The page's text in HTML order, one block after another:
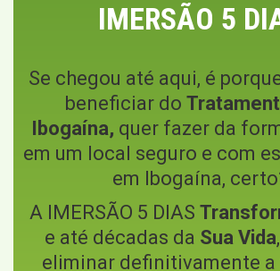
IMERSÃO 5
Se chegou até aqui, é
beneficiar do
Ibogaína, quer fazer da
em um local seguro e com
em Ibogaína,
A IMERSÃO 5 DIAS
e até décadas da Sua Vida
eliminar definitivamente a